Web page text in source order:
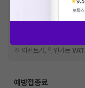
비급여 항목의 경우,추
한 가격은 해당 의료기관
※급여 항목의 경우,건강
격입니다. (진료와 연관된
산정될 수 있는 점 참고 바
※ 이벤트가, 할인가는
예방접종료